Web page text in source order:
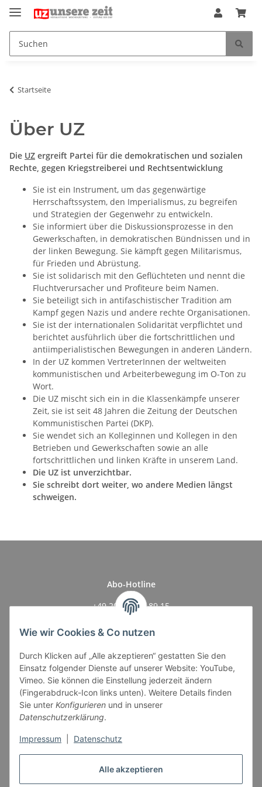
Alle akzeptieren
Wie wir Cookies & Co nutzen
Durch Klicken auf „Alle akzeptieren“ gestatten Sie den
Einsatz folgender Dienste auf unserer Website: YouTube,
Vimeo. Sie können die Einstellung jederzeit ändern
(Fingerabdruck-Icon links unten). Weitere Details finden
Sie unter Konfigurieren und in unserer
Datenschutzerklärung.
Impressum Datenschutz
Startseite
Über UZ
Die UZ ergreift Partei für die demokratischen und sozialen
Rechte, gegen Kriegstreiberei und Rechtsentwicklung
Sie ist ein Instrument, um das gegenwärtige
Herrschaftssystem, den Imperialismus, zu begreifen
und Strategien der Gegenwehr zu entwickeln.
Sie informiert über die Diskussionsprozesse in den
Gewerkschaften, in demokratischen Bündnissen und in
der linken Bewegung. Sie kämpft gegen Militarismus,
für Frieden und Abrüstung.
Sie ist solidarisch mit den Geflüchteten und nennt die
Fluchtverursacher und Profiteure beim Namen.
Sie beteiligt sich in antifaschistischer Tradition am
Kampf gegen Nazis und andere rechte Organisationen.
Sie ist der internationalen Solidarität verpflichtet und
berichtet ausführlich über die fortschrittlichen und
antiimperialistischen Bewegungen in anderen Ländern.
In der UZ kommen VertreterInnen der weltweiten
kommunistischen und Arbeiterbewegung im O-Ton zu
Wort.
Die UZ mischt sich ein in die Klassenkämpfe unserer
Zeit, sie ist seit 48 Jahren die Zeitung der Deutschen
Kommunistischen Partei (DKP).
Sie wendet sich an Kolleginnen und Kollegen in den
Betrieben und Gewerkschaften sowie an alle
fortschrittlichen und linken Kräfte in unserem Land.
Die UZ ist unverzichtbar.
Sie schreibt dort weiter, wo andere Medien längst
schweigen.
Abo-Hotline
+49 201 17 78 89 15
Mo.–Fr., 14:00 - 18:00 Uhr.
UZ Abo
Informationen
Gesetzliche Informationen